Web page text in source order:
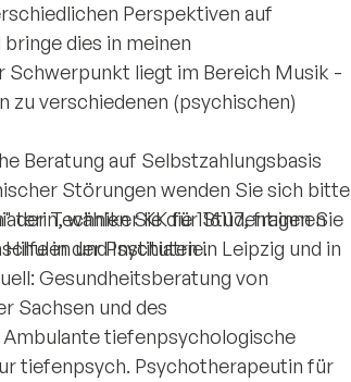
Perspektiven auf
dies in meinen
Schwerpunkt liegt im Bereich Musik -
zu verschiedenen (psychischen)
Beratung auf Selbstzahlungsbasis
Störungen wenden Sie sich bitte
wählen Sie die 116117, fragen Sie
in der Psychiatrie.
der Techniker KK für Student:innen
und Instituten in Leipzig und in
Gesundheitsberatung von
Sachsen und des
tiefenpsychologische
tiefenpsych. Psychotherapeutin für